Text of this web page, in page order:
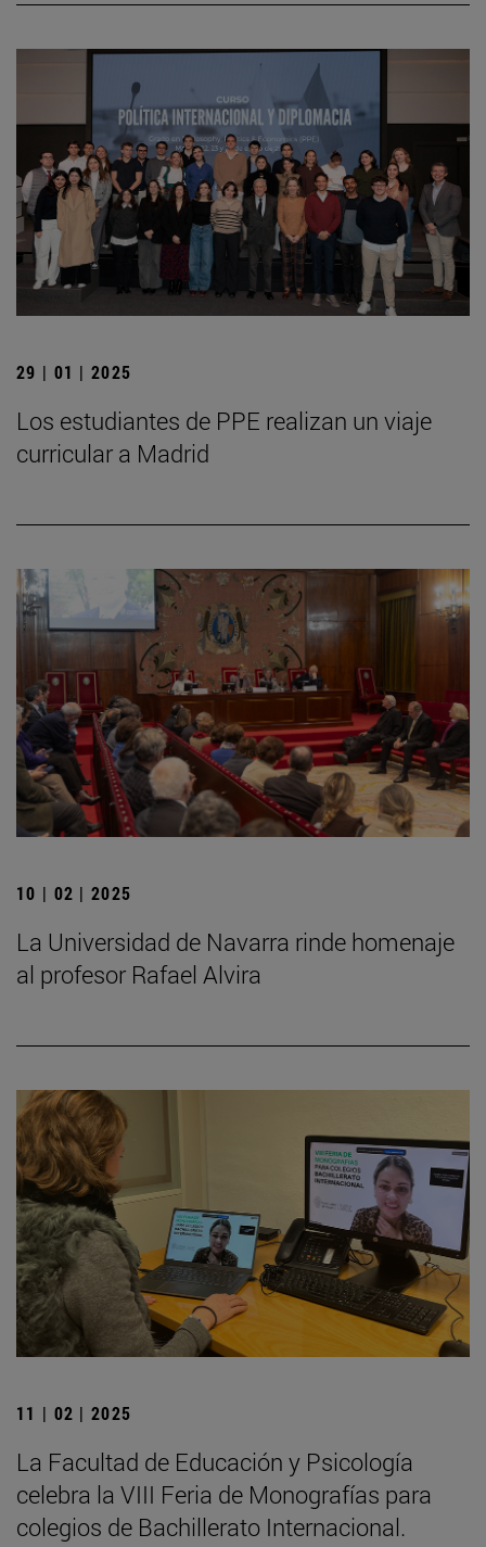
29 | 01 | 2025
Los estudiantes de PPE realizan un viaje
curricular a Madrid
10 | 02 | 2025
La Universidad de Navarra rinde homenaje
al profesor Rafael Alvira
11 | 02 | 2025
La Facultad de Educación y Psicología
celebra la VIII Feria de Monografías para
colegios de Bachillerato Internacional.